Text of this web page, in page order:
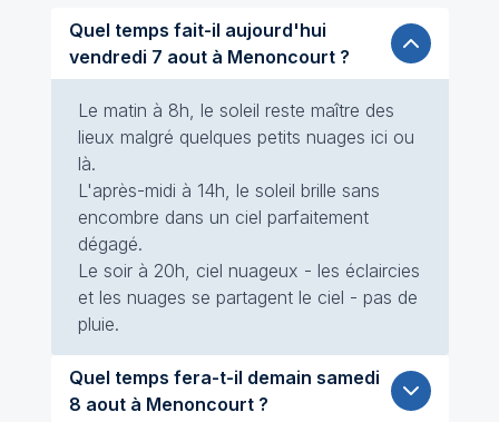
Quel temps fait-il aujourd'hui
vendredi 7 aout à Menoncourt ?
Le matin à 8h, le soleil reste maître des
lieux malgré quelques petits nuages ici ou
là.
L'après-midi à 14h, le soleil brille sans
encombre dans un ciel parfaitement
dégagé.
Le soir à 20h, ciel nuageux - les éclaircies
et les nuages se partagent le ciel - pas de
pluie.
Quel temps fera-t-il demain samedi
8 aout à Menoncourt ?